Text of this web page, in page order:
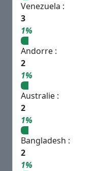
Venezuela :
3
1%
Andorre :
2
1%
Australie :
2
1%
Bangladesh :
2
1%